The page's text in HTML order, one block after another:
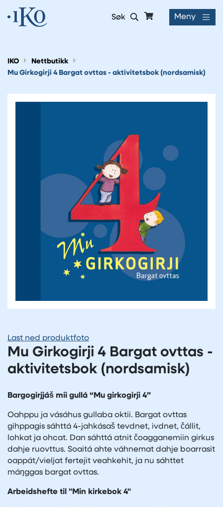
Søk Meny
IKO
Nettbutikk
Mu Girkogirji 4 Bargat ovttas - aktivitetsbok (nordsamisk)
Last ned produktfoto
Mu Girkogirji 4 Bargat ovttas -
aktivitetsbok (nordsamisk)
Bargogirjjáš mii gullá “Mu girkogirji 4”
Oahppu ja vásáhus gullaba oktii. Bargat ovttas
gihppagis sáhttá 4-jahkásaš tevdnet, ivdnet, čállit,
lohkat ja ohcat. Dan sáhttá atnit čoagganemiin girkus
dahje ruovttus. Soaitá ahte váhnemat dahje boarrasit
oappát/vieljat fertejit veahkehit, ja nu sáhttet
máŋggas bargat ovttas.
Arbeidshefte til "Min kirkebok 4"